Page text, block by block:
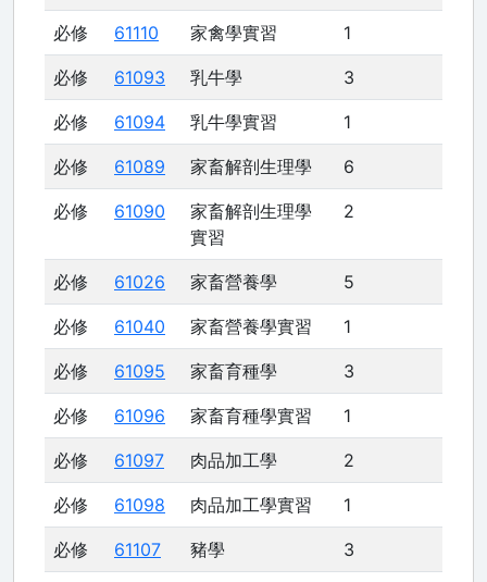
必修 61110 家禽學實習 1
必修 61093 乳牛學 3
必修 61094 乳牛學實習 1
必修 61089 家畜解剖生理學 6
必修 61090
家畜解剖生理學
實習
2
必修 61026 家畜營養學 5
必修 61040 家畜營養學實習 1
必修 61095 家畜育種學 3
必修 61096 家畜育種學實習 1
必修 61097 肉品加工學 2
必修 61098 肉品加工學實習 1
必修 61107 豬學 3